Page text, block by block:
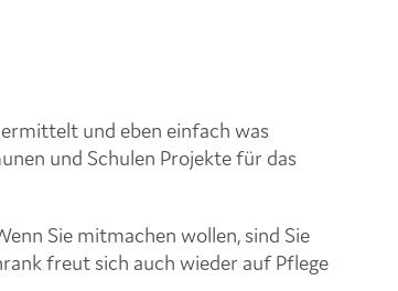
und eben einfach was
und Schulen Projekte für das
Sie mitmachen wollen, sind Sie
freut sich auch wieder auf Pflege